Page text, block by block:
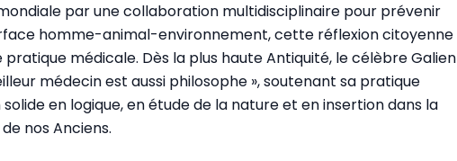
par une collaboration multidisciplinaire pour prévenir
homme-animal-environnement, cette réflexion citoyenne
médicale. Dès la plus haute Antiquité, le célèbre Galien
médecin est aussi philosophe », soutenant sa pratique
en logique, en étude de la nature et en insertion dans la
nos Anciens.